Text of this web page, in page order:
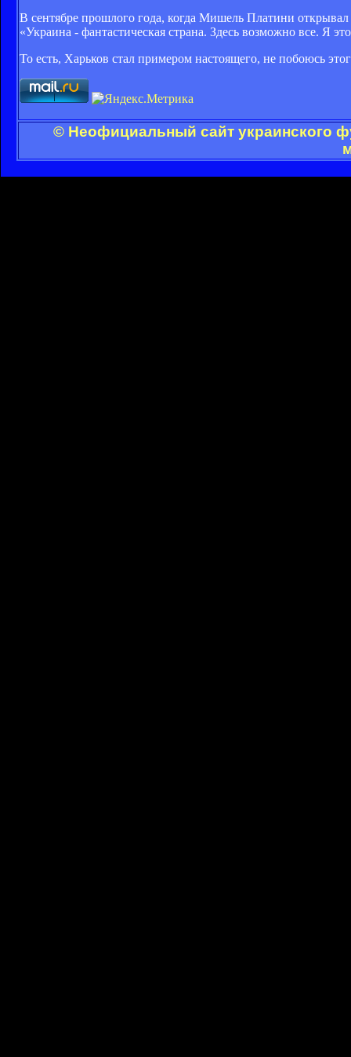
В сентябре прошлого года, когда Мишель Платини
«Украина - фантастическая страна. Здесь возможно все. Я
То есть, Харьков стал примером настоящего, не побоюсь
© Неофициальный сайт украинского